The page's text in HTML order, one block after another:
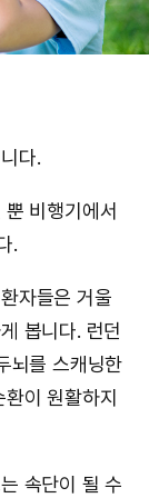
다.
비행기에서
.
자들은 거울
봅니다. 런던
뇌를 스캐닝한
이 원활하지
속단이 될 수